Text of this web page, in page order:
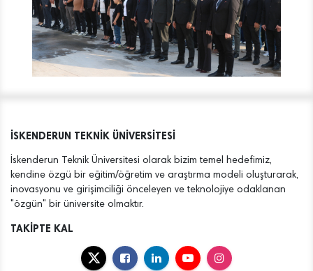
İSKENDERUN TEKNİK ÜNİVERSİTESİ
İskenderun Teknik Üniversitesi olarak bizim temel hedefimiz,
kendine özgü bir eğitim/öğretim ve araştırma modeli oluşturarak,
inovasyonu ve girişimciliği önceleyen ve teknolojiye odaklanan
"özgün" bir üniversite olmaktır.
TAKİPTE KAL